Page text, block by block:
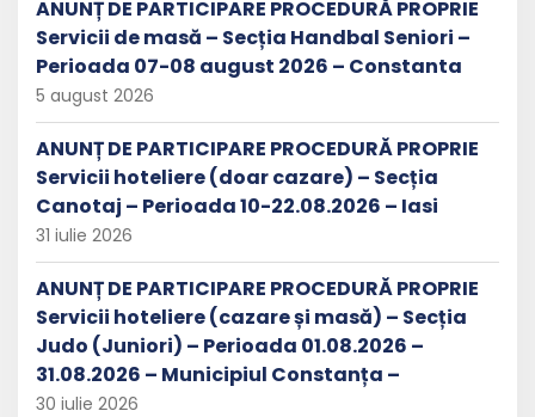
ANUNȚ DE PARTICIPARE PROCEDURĂ PROPRIE
Servicii de masă – Secția Handbal Seniori –
Perioada 07-08 august 2026 – Constanta
5 august 2026
ANUNȚ DE PARTICIPARE PROCEDURĂ PROPRIE
Servicii hoteliere (doar cazare) – Secția
Canotaj – Perioada 10-22.08.2026 – Iasi
31 iulie 2026
ANUNȚ DE PARTICIPARE PROCEDURĂ PROPRIE
Servicii hoteliere (cazare și masă) – Secția
Judo (Juniori) – Perioada 01.08.2026 –
31.08.2026 – Municipiul Constanța –
30 iulie 2026